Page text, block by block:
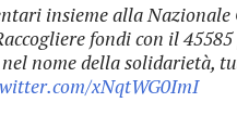
insieme alla
fondi con il
nome della solidarietà,
xNqtWG0ImI